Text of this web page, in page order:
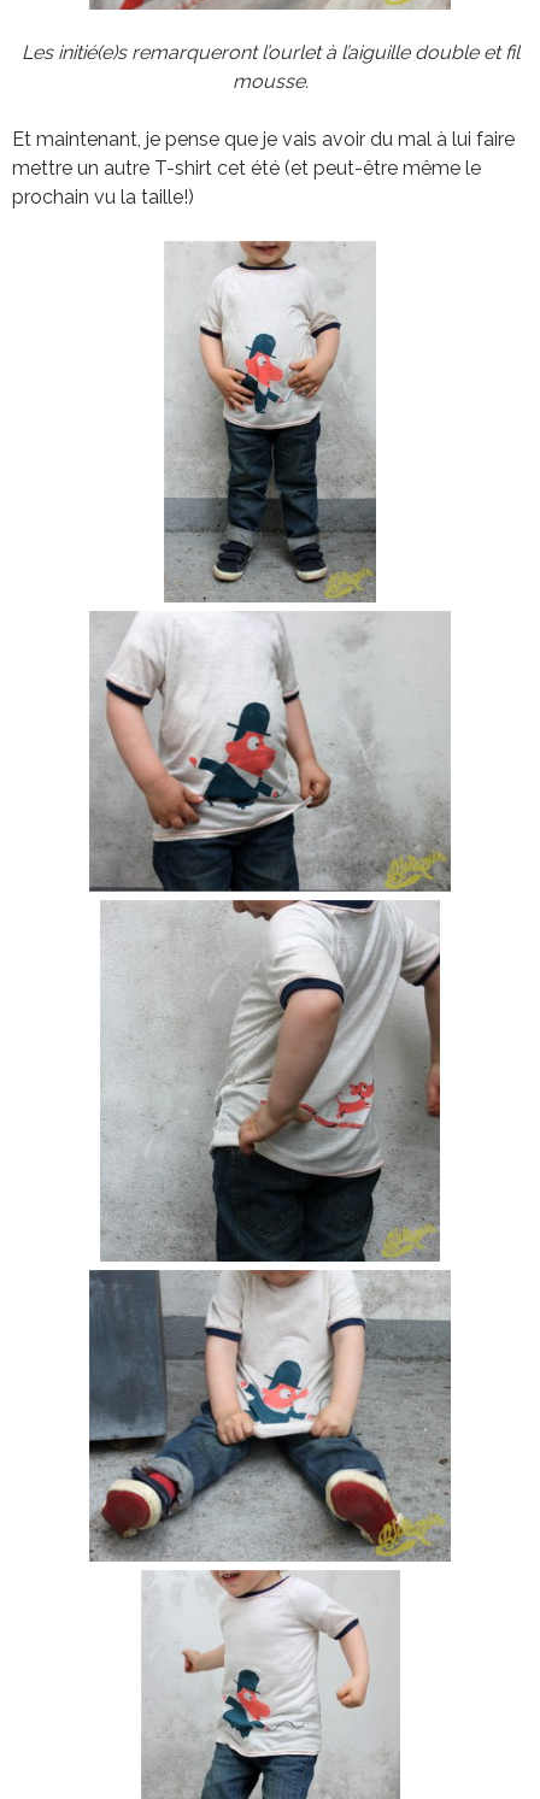
Les initié(e)s remarqueront l’ourlet à l’aiguille double et fil
mousse.
Et maintenant, je pense que je vais avoir du mal à lui faire
mettre un autre T-shirt cet été (et peut-être même le
prochain vu la taille!)